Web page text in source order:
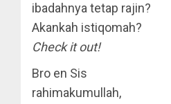
ibadahnya tetap rajin?
Akankah istiqomah?
Check it out!
Bro en Sis
rahimakumullah,